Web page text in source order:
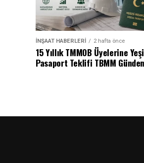
İNŞAAT HABERLERI 2 hafta önce
15 Yıllık TMMOB Üyelerine
Pasaport Teklifi TBMM